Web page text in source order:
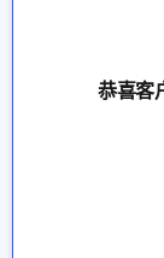
恭喜客